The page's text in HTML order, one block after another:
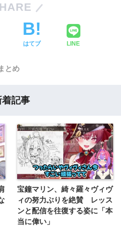
はてブ LINE
とめ
着記事
宝鐘マリン、綺々羅々ヴィヴ
ィの努力ぶりを絶賛 レッス
ンと配信を往復する姿に「本
当に偉い」